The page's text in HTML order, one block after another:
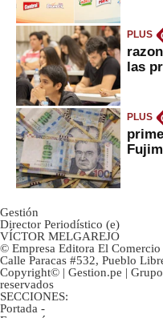
PLUS
las
PLUS
Gestión
Director Periodístico (e)
VÍCTOR MELGAREJO
© Empresa Editora El Comercio
Calle Paracas #532, Pueblo
Copyright© | Gestion.pe |
reservados
SECCIONES:
Portada -